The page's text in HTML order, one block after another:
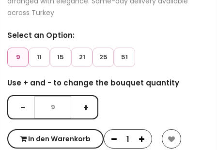
across Turkey
Select an Option:
9 11 15 21 25 51
Use + and - to change the bouquet quantity
− +
In den Warenkorb